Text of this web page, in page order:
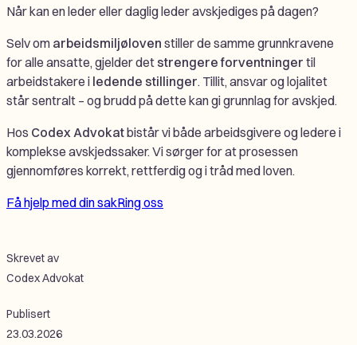
Når kan en leder eller daglig leder avskjediges på dagen?
Selv om arbeidsmiljøloven stiller de samme grunnkravene
for alle ansatte, gjelder det strengere forventninger til
arbeidstakere i ledende stillinger. Tillit, ansvar og lojalitet
står sentralt – og brudd på dette kan gi grunnlag for avskjed.
Hos Codex Advokatbistår vi både arbeidsgivere og ledere i
komplekse avskjedssaker. Vi sørger for at prosessen
gjennomføres korrekt, rettferdig og i tråd med loven.
Få hjelp med din sakRing oss
Skrevet av
Codex Advokat
Publisert
23.03.2026